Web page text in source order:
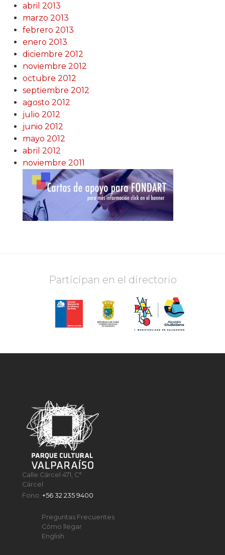
abril 2013
marzo 2013
febrero 2013
enero 2013
diciembre 2012
noviembre 2012
octubre 2012
septiembre 2012
agosto 2012
julio 2012
junio 2012
mayo 2012
abril 2012
noviembre 2011
Participan en el directorio
Calle Cárcel 471, C°
Cárcel
Fono:+56 32 235 9400
Preguntas Frecuentes
Cómo llegar
English